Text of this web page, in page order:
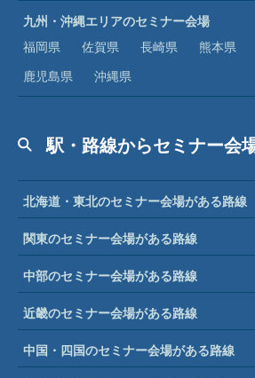
九州・沖縄エリアのセミナー会場
福岡県
佐賀県 長崎県 熊本県
鹿児島県
沖縄県
駅・路線からセミナー会
北海道・東北のセミナー会場がある路線
関東のセミナー会場がある路線
中部のセミナー会場がある路線
近畿のセミナー会場がある路線
中国・四国のセミナー会場がある路線